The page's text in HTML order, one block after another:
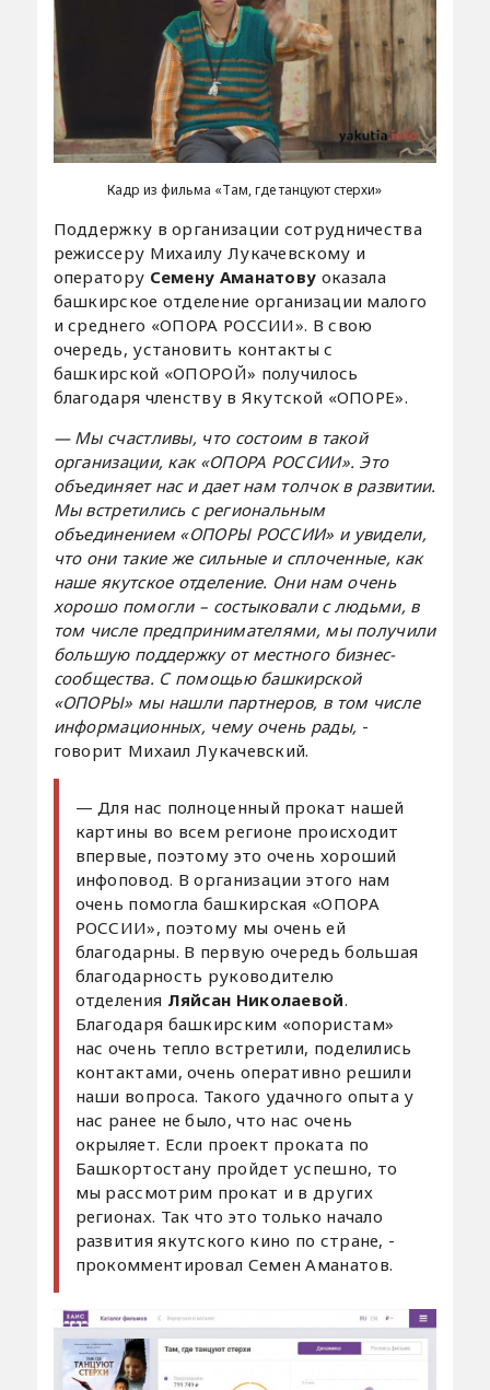
Кадр из фильма «Там, где танцуют стерхи»
Поддержку в организации сотрудничества
режиссеру Михаилу Лукачевскому и
оператору Семену Аманатову оказала
башкирское отделение организации малого
и среднего «ОПОРА РОССИИ». В свою
очередь, установить контакты с
башкирской «ОПОРОЙ» получилось
благодаря членству в Якутской «ОПОРЕ».
— Мы счастливы, что состоим в такой
организации, как «ОПОРА РОССИИ». Это
объединяет нас и дает нам толчок в развитии.
Мы встретились с региональным
объединением «ОПОРЫ РОССИИ» и увидели,
что они такие же сильные и сплоченные, как
наше якутское отделение. Они нам очень
хорошо помогли – состыковали с людьми, в
том числе предпринимателями, мы получили
большую поддержку от местного бизнес-
сообщества. С помощью башкирской
«ОПОРЫ» мы нашли партнеров, в том числе
информационных, чему очень рады, -
говорит Михаил Лукачевский.
— Для нас полноценный прокат нашей
картины во всем регионе происходит
впервые, поэтому это очень хороший
инфоповод. В организации этого нам
очень помогла башкирская «ОПОРА
РОССИИ», поэтому мы очень ей
благодарны. В первую очередь большая
благодарность руководителю
отделения Ляйсан Николаевой.
Благодаря башкирским «опористам»
нас очень тепло встретили, поделились
контактами, очень оперативно решили
наши вопроса. Такого удачного опыта у
нас ранее не было, что нас очень
окрыляет. Если проект проката по
Башкортостану пройдет успешно, то
мы рассмотрим прокат и в других
регионах. Так что это только начало
развития якутского кино по стране, -
прокомментировал Семен Аманатов.